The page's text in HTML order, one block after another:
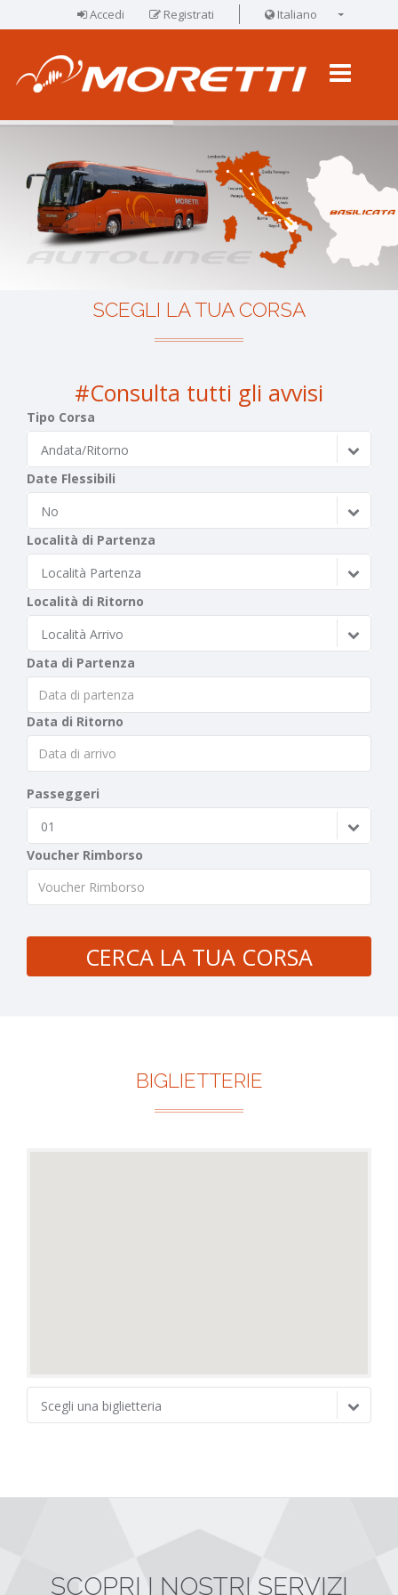
Accedi Registrati
Italiano
SCEGLI LA TUA CORSA
#Consulta tutti gli avvisi
Tipo Corsa
Andata/Ritorno
Date Flessibili
No
Località di Partenza
Località Partenza
Località di Ritorno
Località Arrivo
Data di Partenza
Data di Ritorno
Passeggeri
01
Voucher Rimborso
CERCA LA TUA CORSA
BIGLIETTERIE
Scegli una biglietteria
SCOPRI I NOSTRI SERVIZI